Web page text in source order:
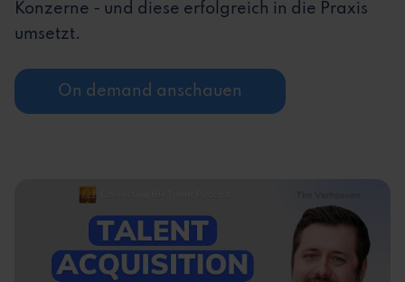
Konzerne - und diese erfolgreich in die Praxis
umsetzt.
On demand anschauen